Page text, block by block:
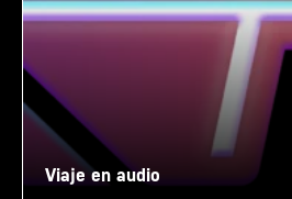
Viaje en audio